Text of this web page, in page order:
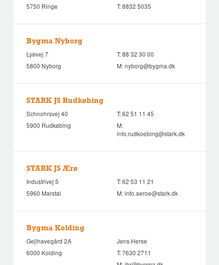
5750 Ringe
T:8832 5035
Bygma Nyborg
Lyøvej 7
5800 Nyborg
T:88 32 30 00
M:nyborg@bygma.dk
STARK JS Rudkøbing
Schnohrsvej 40
5900 Rudkøbing
T:62 51 11 45
M:
info.rudkoebing@stark.dk
STARK JS Ærø
Industrivej 5
5960 Marstal
T:62 53 11 21
M:info.aeroe@stark.dk
Bygma Kolding
Gejlhavegård 2A
6000 Kolding
Jens Herse
T:7630 2711